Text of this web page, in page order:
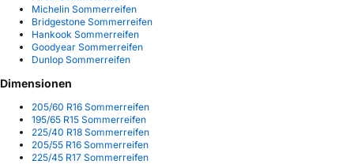
Michelin Sommerreifen
Bridgestone Sommerreifen
Hankook Sommerreifen
Goodyear Sommerreifen
Dunlop Sommerreifen
Dimensionen
205/60 R16 Sommerreifen
195/65 R15 Sommerreifen
225/40 R18 Sommerreifen
205/55 R16 Sommerreifen
225/45 R17 Sommerreifen